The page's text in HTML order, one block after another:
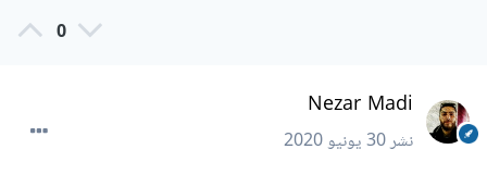
0
Nezar Madi
نشر30 يونيو 2020